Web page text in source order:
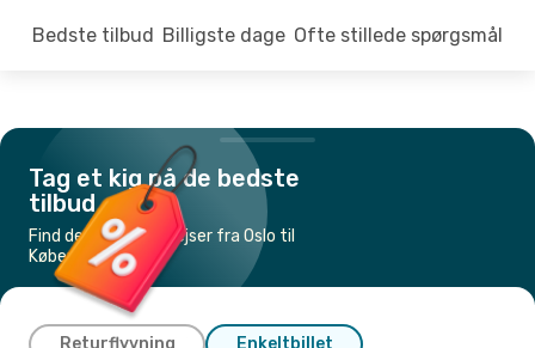
Bedste tilbud Billigste dage Ofte stillede spørgsmål
Tag et kig på de bedste
tilbud
Find de billigste flyrejser fra Oslo til
København
Returflyvning Enkeltbillet